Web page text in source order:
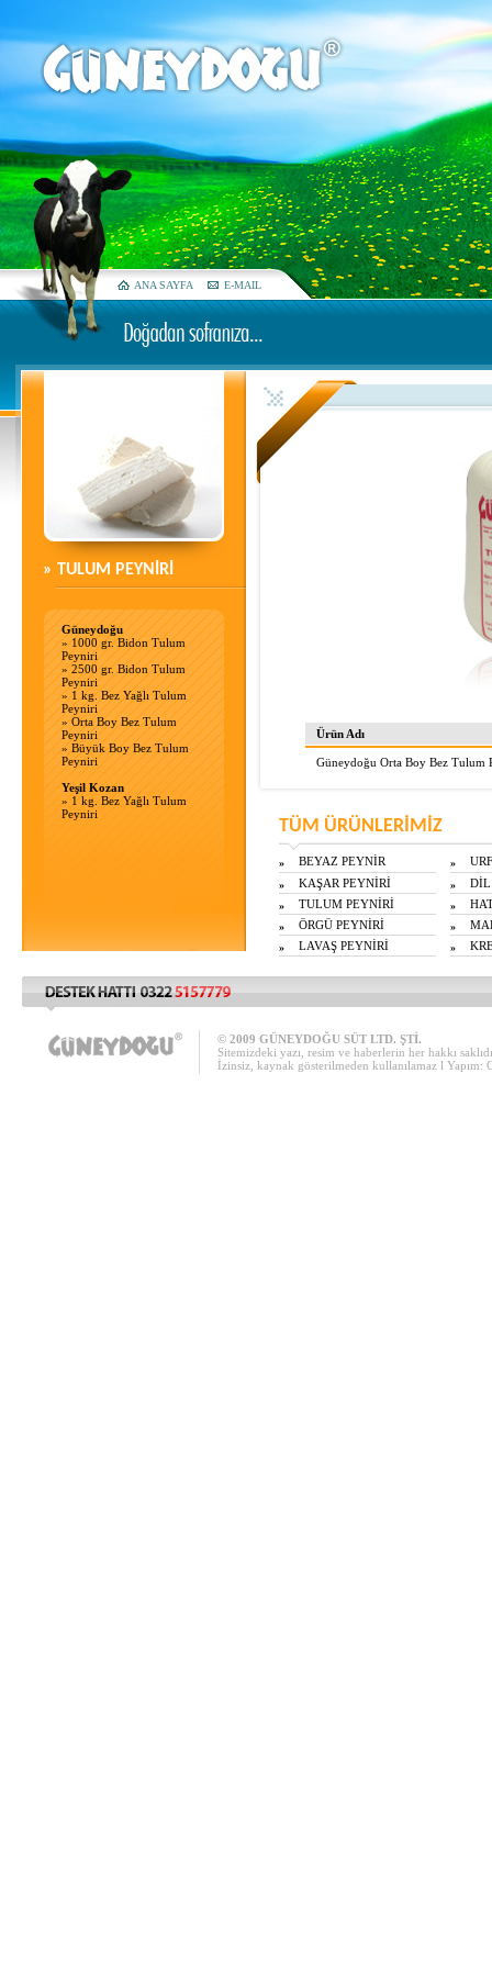
ANA SAYFA E-MAIL
» TULUM PEYNİRİ
Güneydoğu
»1000 gr. Bidon Tulum
Peyniri
»2500 gr. Bidon Tulum
Peyniri
»1 kg. Bez Yağlı Tulum
Peyniri
»Orta Boy Bez Tulum
Peyniri
»Büyük Boy Bez Tulum
Peyniri
Yeşil Kozan
»1 kg. Bez Yağlı Tulum
Peyniri
Ürün Adı
Güneydoğu Orta Boy Bez Tulum
TÜM ÜRÜNLERİMİZ
» BEYAZ PEYNİR
» KAŞAR PEYNİRİ
» TULUM PEYNİRİ
» ÖRGÜ PEYNİRİ
» LAVAŞ PEYNİRİ
»
» DİL
»
»
»
© 2009 GÜNEYDOĞU SÜT LTD. ŞTİ.
Sitemizdeki yazı, resim ve haberlerin her hakkı
İzinsiz, kaynak gösterilmeden kullanılamaz l Yapım: